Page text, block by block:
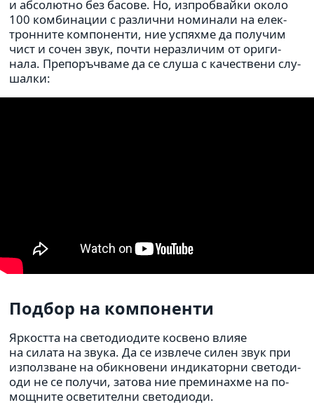
и абсо­лютно без басове. Но, изпроб­вайки около
100 ком­би­на­ции с раз­лични номи­нали на елек­
трон­ните ком­по­ненти, ние успяхме да полу­чим
чист и сочен звук, почти нераз­ли­чим от ори­ги­
нала. Препоръ­ч­ваме да се слуша с каче­ствени слу­
шалки:
Подбор на ком­по­ненти
Яркостта на све­то­ди­о­дите кос­вено влияе
на силата на звука. Да се извлече силен звук при
използване на обик­но­вени инди­ка­торни све­то­ди­
оди не се получи, затова ние пре­ми­на­хме на по-
мощ­ните осве­ти­телни све­то­ди­оди.